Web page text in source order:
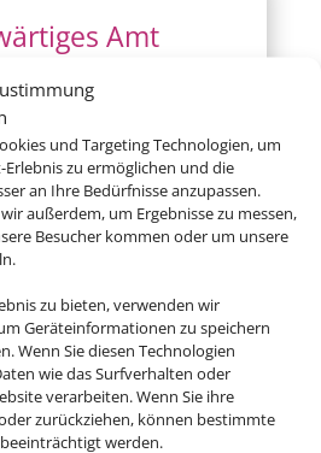
und Targeting Technologien, um
zu ermöglichen und die
an Ihre Bedürfnisse anzupassen.
außerdem, um Ergebnisse zu messen,
Besucher kommen oder um unsere
zu bieten, verwenden wir
Geräteinformationen zu speichern
Wenn Sie diesen Technologien
wie das Surfverhalten oder
verarbeiten. Wenn Sie ihre
zurückziehen, können bestimmte
werden.
Amt
zu Ländern, Visa, Europa
einigem mehr
Zur Website
Visa und
Gesellschaft
Sie Visa- und